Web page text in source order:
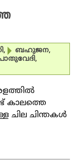
, ബഹുജന,
,
കാലത്തെ
ചില ചിന്തകള്‍